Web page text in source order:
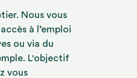
Nous vous
à l’emploi
ou via du
L'objectif
vous